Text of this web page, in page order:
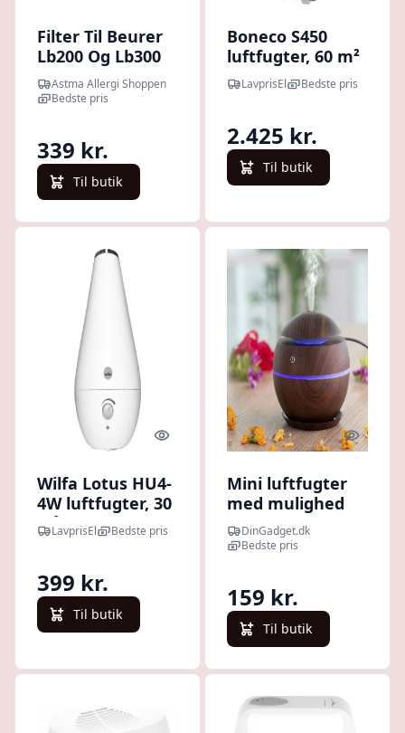
Filter Til Beurer
Lb200 Og Lb300
Luftfugter -
Luftfugter
Astma Allergi Shoppen
Bedste pris
339 kr.
Til butik
Boneco S450
luftfugter, 60 m²
LavprisEl Bedste pris
2.425 kr.
Til butik
Quick look
Wilfa Lotus HU4-
4W luftfugter, 30
m²LavprisEl Bedste pris
399 kr.
Til butik
Quick
Mini luftfugter
med mulighed
for aroma mørk
valnød
DinGadget.dk
Bedste pris
159 kr.
Til butik